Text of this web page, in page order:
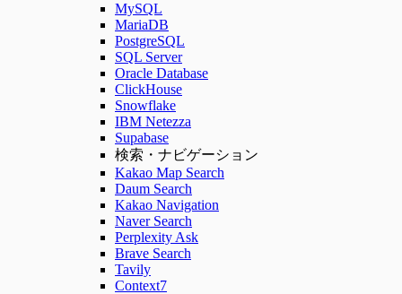
MySQL
MariaDB
PostgreSQL
SQL Server
Oracle Database
ClickHouse
Snowflake
IBM Netezza
Supabase
検索・ナビゲーション
Kakao Map Search
Daum Search
Kakao Navigation
Naver Search
Perplexity Ask
Brave Search
Tavily
Context7